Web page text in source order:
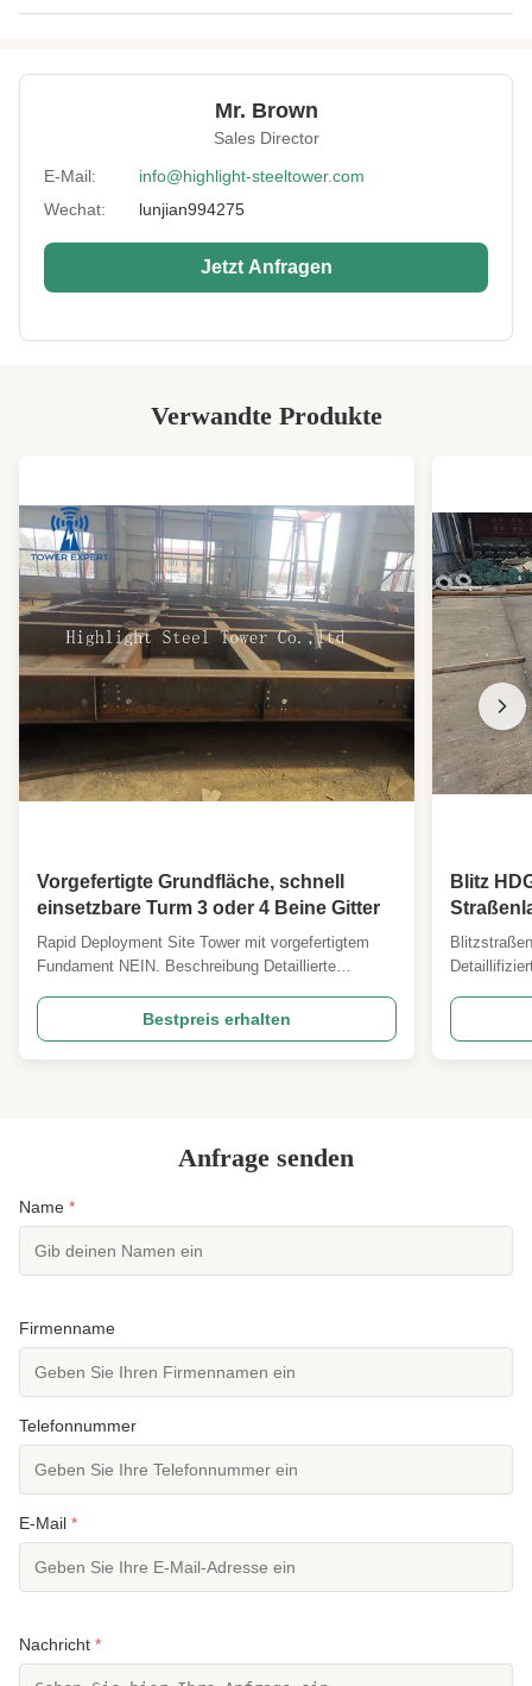
Height: 0-300m
Gitter mit 3 oder 4 Beinen
Certification: SGS, CE, ISO
Warranty: 15-30 Jahre
Surface
dreieckiger Antennturm 60 Grad,
Mr. Brown
Sales Director
E-Mail:
info@highlight-steeltower.com
Wechat:
lunjian994275
Jetzt Anfragen
Verwandte Produkte
Vorgefertigte Grundfläche, schnell
einsetzbare Turm 3 oder 4 Beine Gitter
Rapid Deployment Site Tower mit vorgefertigtem
Fundament NEIN. Beschreibung Detaillierte
Designcode ANSI/TIA222G,H oder Europäischer
Standard und andere 2 Design wird geladen 1.
Antennenlastbereich gemäß den Angaben von
Bestpreis erhalten
Blitz
15
andere 2
gemäß
Anfrage senden
Name *
Firmenname
Telefonnummer
E-Mail *
Nachricht *